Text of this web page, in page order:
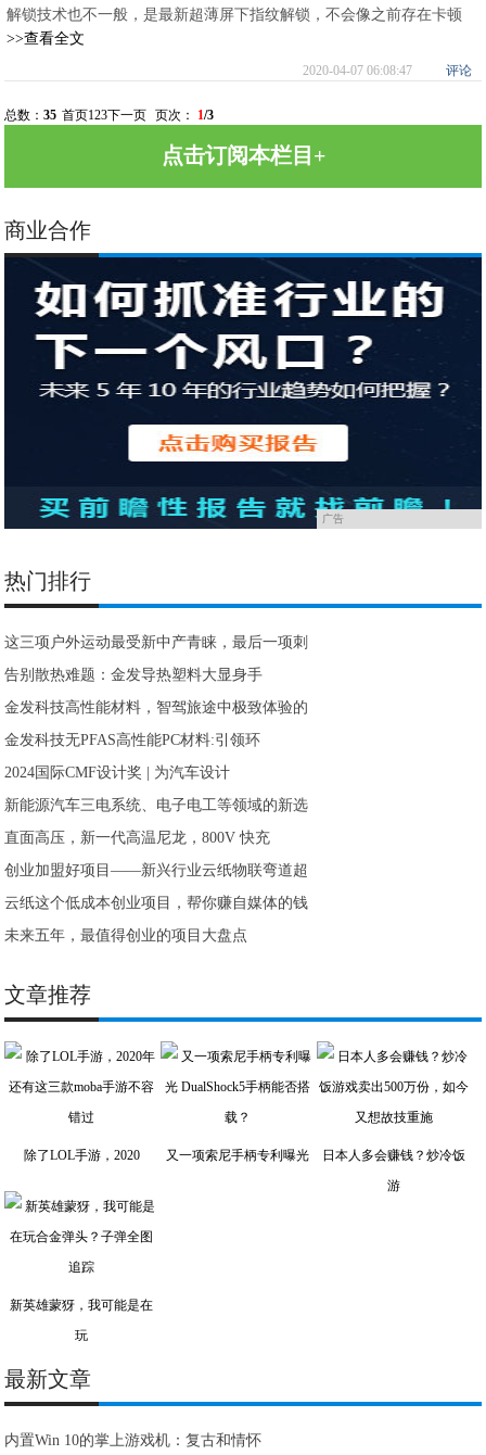
解锁技术也不一般，是最新超薄屏下指纹解锁，不会像之前存在卡顿
>>查看全文
2020-04-07 06:08:47 评论
总数：35 首页123下一页 页次： 1/3
点击订阅本栏目+
商业合作
广告
热门排行
这三项户外运动最受新中产青睐，最后一项刺
告别散热难题：金发导热塑料大显身手
金发科技高性能材料，智驾旅途中极致体验的
金发科技无PFAS高性能PC材料:引领环
2024国际CMF设计奖 | 为汽车设计
新能源汽车三电系统、电子电工等领域的新选
直面高压，新一代高温尼龙，800V 快充
创业加盟好项目——新兴行业云纸物联弯道超
云纸这个低成本创业项目，帮你赚自媒体的钱
未来五年，最值得创业的项目大盘点
文章推荐
除了LOL手游，2020 又一项索尼手柄专利曝光
日本人多会赚钱？炒冷饭
游
新英雄蒙犽，我可能是在
玩
最新文章
内置Win 10的掌上游戏机：复古和情怀